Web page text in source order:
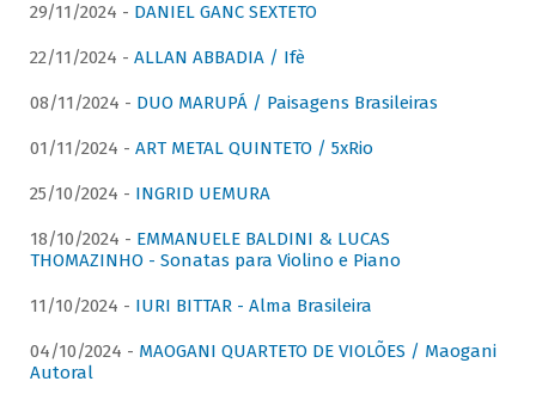
29/11/2024 - DANIEL GANC SEXTETO
22/11/2024 - ALLAN ABBADIA / Ifè
08/11/2024 - DUO MARUPÁ / Paisagens Brasileiras
01/11/2024 - ART METAL QUINTETO / 5xRio
25/10/2024 - INGRID UEMURA
18/10/2024 - EMMANUELE BALDINI & LUCAS
THOMAZINHO - Sonatas para Violino e Piano
11/10/2024 - IURI BITTAR - Alma Brasileira
04/10/2024 - MAOGANI QUARTETO DE VIOLÕES / Maogani
Autoral